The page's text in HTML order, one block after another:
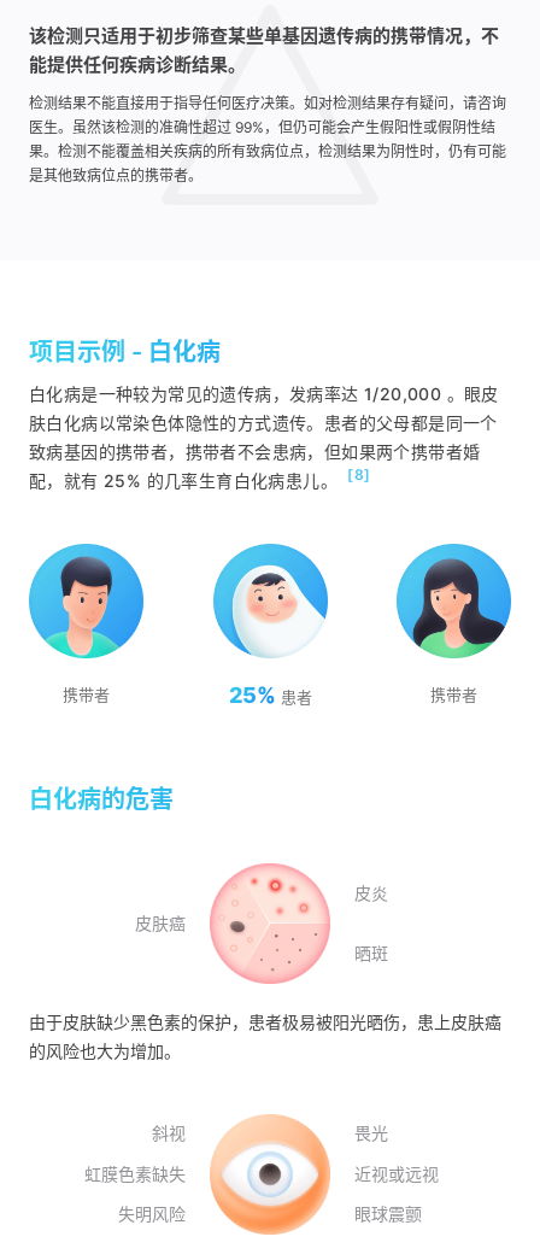
该检测只适用于初步筛查某些单基因遗传病的携带情况，不
能提供任何疾病诊断结果。
检测结果不能直接用于指导任何医疗决策。如对检测结果存有疑问，请咨询
医生。虽然该检测的准确性超过 99%，但仍可能会产生假阳性或假阴性结
果。检测不能覆盖相关疾病的所有致病位点，检测结果为阴性时，仍有可能
是其他致病位点的携带者。
项目示例 - 白化病
白化病是一种较为常见的遗传病，发病率达 1/20,000 。眼皮
肤白化病以常染色体隐性的方式遗传。患者的父母都是同一个
致病基因的携带者，携带者不会患病，但如果两个携带者婚
配，就有 25% 的几率生育白化病患儿。
[8]
携带者 25% 患者 携带者
白化病的危害
皮肤癌
皮炎
晒斑
由于皮肤缺少黑色素的保护，患者极易被阳光晒伤，患上皮肤癌
的风险也大为增加。
斜视
虹膜色素缺失
失明风险
畏光
近视或远视
眼球震颤